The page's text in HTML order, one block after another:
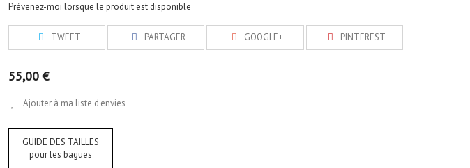
Prévenez-moi lorsque le produit est disponible
TWEET PARTAGER GOOGLE+ PINTEREST
55,00 €
Ajouter à ma liste d'envies
GUIDE DES TAILLES
pour les bagues